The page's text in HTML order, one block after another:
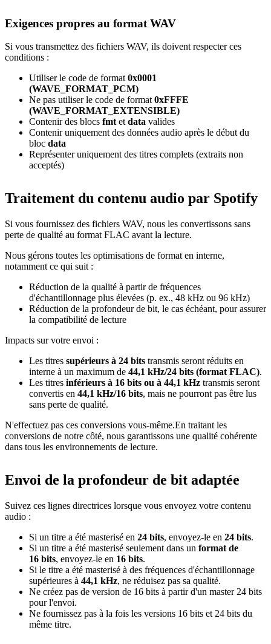
Exigences propres au format WAV
Si vous transmettez des fichiers WAV, ils doivent respecter ces
conditions :
Utiliser le code de format0x0001
(WAVE_FORMAT_PCM)
Ne pas utiliser le code de format0xFFFE
(WAVE_FORMAT_EXTENSIBLE)
Contenir des blocs fmtetdata valides
Contenir uniquement des données audio après le début du
bloc data
Représenter uniquement des titres complets (extraits non
acceptés)
Traitement du contenu audio par Spotify
Si vous fournissez des fichiers WAV, nous les convertissons sans
perte de qualité au format FLAC avant la lecture.
Nous gérons toutes les optimisations de format en interne,
notamment ce qui suit :
Réduction de la qualité à partir de fréquences
d'échantillonnage plus élevées (p. ex., 48 kHz ou 96 kHz)
Réduction de la profondeur de bit, le cas échéant, pour assurer
la compatibilité de lecture
Impacts sur votre envoi :
Les titres supérieurs à 24 bits transmis seront réduits en
interne à un maximum de 44,1 kHz/24 bits (format FLAC).
Les titres inférieurs à 16 bits ou à 44,1 kHz transmis seront
convertis en 44,1 kHz/16 bits, mais ne pourront pas être lus
sans perte de qualité.
N'effectuez pas ces conversions vous-même.En traitant les
conversions de notre côté, nous garantissons une qualité cohérente
dans tous les environnements de lecture.
Envoi de la profondeur de bit adaptée
Suivez ces lignes directrices lorsque vous envoyez votre contenu
audio :
Si un titre a été masterisé en 24 bits, envoyez-le en 24 bits.
Si un titre a été masterisé seulement dans un format de
16 bits, envoyez-le en 16 bits.
Si le titre a été masterisé à des fréquences d'échantillonnage
supérieures à 44,1 kHz, ne réduisez pas sa qualité.
Ne créez pas de version de 16 bits à partir d'un master 24 bits
pour l'envoi.
Ne fournissez pas à la fois les versions 16 bits et 24 bits du
même titre.